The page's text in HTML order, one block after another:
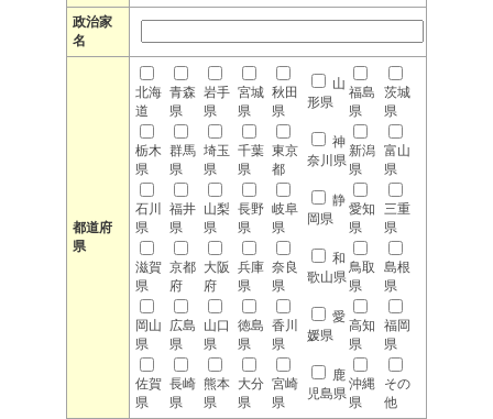
政治家
名
都道府
県
北海
道
青森
県
岩手
県
宮城
県
秋田
県
山
形県
福島
県
茨城
県
栃木
県
群馬
県
埼玉
県
千葉
県
東京
都
神
奈川県
新潟
県
富山
県
石川
県
福井
県
山梨
県
長野
県
岐阜
県
静
岡県
愛知
県
三重
県
滋賀
県
京都
府
大阪
府
兵庫
県
奈良
県
和
歌山県
鳥取
県
島根
県
岡山
県
広島
県
山口
県
徳島
県
香川
県
愛
媛県
高知
県
福岡
県
佐賀
県
長崎
県
熊本
県
大分
県
宮崎
県
鹿
児島県
沖縄
県
その
他